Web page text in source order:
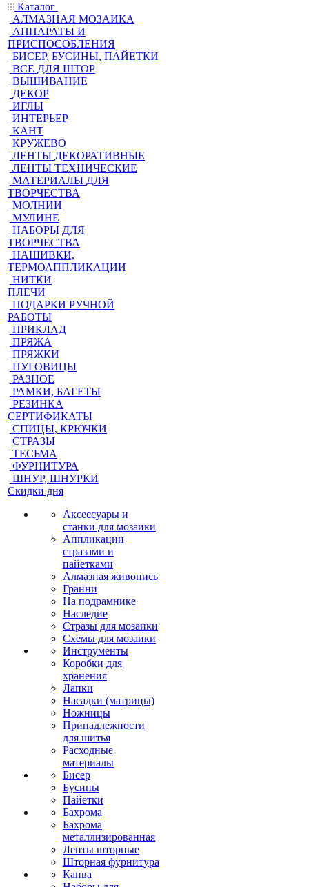
Каталог
АЛМАЗНАЯ МОЗАИКА
АППАРАТЫ И
ПРИСПОСОБЛЕНИЯ
БИСЕР, БУСИНЫ, ПАЙЕТКИ
ВСЕ ДЛЯ ШТОР
ВЫШИВАНИЕ
ДЕКОР
ИГЛЫ
ИНТЕРЬЕР
КАНТ
КРУЖЕВО
ЛЕНТЫ ДЕКОРАТИВНЫЕ
ЛЕНТЫ ТЕХНИЧЕСКИЕ
МАТЕРИАЛЫ ДЛЯ
ТВОРЧЕСТВА
МОЛНИИ
МУЛИНЕ
НАБОРЫ ДЛЯ
ТВОРЧЕСТВА
НАШИВКИ,
ТЕРМОАППЛИКАЦИИ
НИТКИ
ПЛЕЧИ
ПОДАРКИ РУЧНОЙ
РАБОТЫ
ПРИКЛАД
ПРЯЖА
ПРЯЖКИ
ПУГОВИЦЫ
РАЗНОЕ
РАМКИ, БАГЕТЫ
РЕЗИНКА
СЕРТИФИКАТЫ
СПИЦЫ, КРЮЧКИ
СТРАЗЫ
ТЕСЬМА
ФУРНИТУРА
ШНУР, ШНУРКИ
Скидки дня
Аксессуары и
станки для мозаики
Аппликации
стразами и
пайетками
Алмазная живопись
Гранни
На подрамнике
Наследие
Стразы для мозаики
Схемы для мозаики
Инструменты
Коробки для
хранения
Лапки
Насадки (матрицы)
Ножницы
Принадлежности
для шитья
Расходные
материалы
Бисер
Бусины
Пайетки
Бахрома
Бахрома
металлизированная
Ленты шторные
Шторная фурнитура
Канва